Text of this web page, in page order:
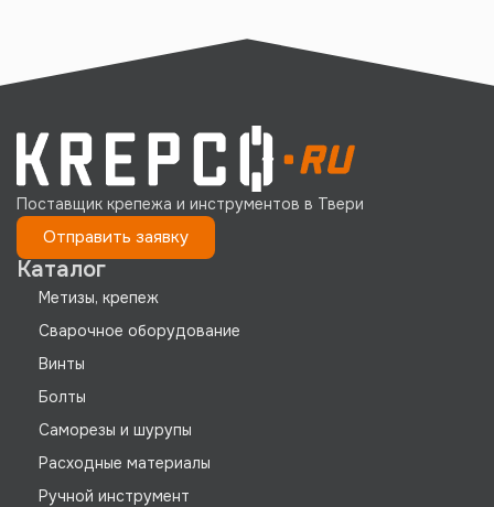
Поставщик крепежа и инструментов в Твери
Отправить заявку
Каталог
Метизы, крепеж
Сварочное оборудование
Винты
Болты
Саморезы и шурупы
Расходные материалы
Ручной инструмент